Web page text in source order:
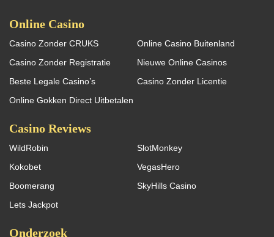
Online Casino
Casino Zonder CRUKS
Online Casino Buitenland
Casino Zonder Registratie
Nieuwe Online Casinos
Beste Legale Casino’s
Casino Zonder Licentie
Online Gokken Direct Uitbetalen
Casino Reviews
WildRobin
SlotMonkey
Kokobet
VegasHero
Boomerang
SkyHills Casino
Lets Jackpot
Onderzoek